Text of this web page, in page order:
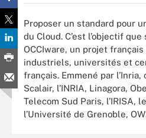
Proposer un standard pour
du Cloud. C’est l’objectif
OCCIware, un projet français
industriels, universités et
français. Emmené par
Scalair, l’INRIA, Linagora,
Telecom Sud Paris, l’IRISA,
l’Université de Grenoble,